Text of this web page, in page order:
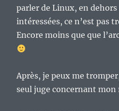
parler de Linux, en dehors
intéressées, ce n’est pas
Encore moins que que
Après, je peux me
seul juge concernant mon